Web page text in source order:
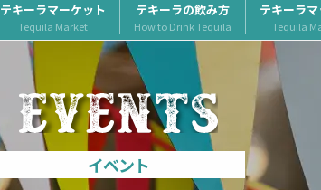
テキーラマーケット
Tequila Market
テキーラの飲み方
How to Drink Tequila
テキーラ
Tequila
イベント